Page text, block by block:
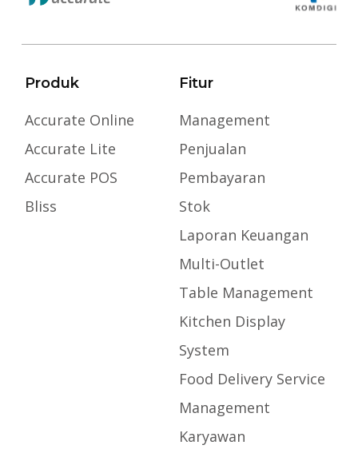
Produk
Accurate Online
Accurate Lite
Accurate POS
Bliss
Fitur
Management
Penjualan
Pembayaran
Stok
Laporan Keuangan
Multi-Outlet
Table Management
Kitchen Display
System
Food Delivery Service
Management
Karyawan